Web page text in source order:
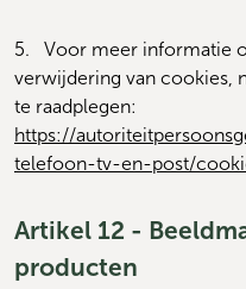
5. Voor meer informatie
verwijdering van cookies,
te raadplegen:
https://
telefoon-tv-en-post/
Artikel 12 -
producten